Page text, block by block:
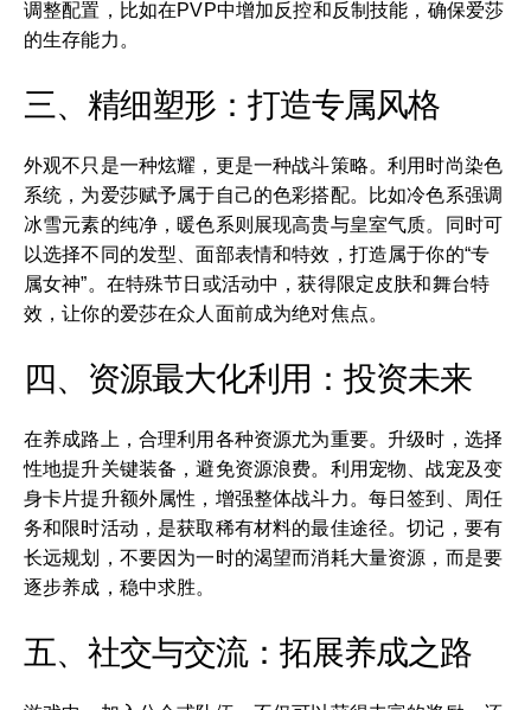
调整配置，比如在PVP中增加反控和反制技能，确保爱莎
的生存能力。
三、精细塑形：打造专属风格
外观不只是一种炫耀，更是一种战斗策略。利用时尚染色
系统，为爱莎赋予属于自己的色彩搭配。比如冷色系强调
冰雪元素的纯净，暖色系则展现高贵与皇室气质。同时可
以选择不同的发型、面部表情和特效，打造属于你的“专
属女神”。在特殊节日或活动中，获得限定皮肤和舞台特
效，让你的爱莎在众人面前成为绝对焦点。
四、资源最大化利用：投资未来
在养成路上，合理利用各种资源尤为重要。升级时，选择
性地提升关键装备，避免资源浪费。利用宠物、战宠及变
身卡片提升额外属性，增强整体战斗力。每日签到、周任
务和限时活动，是获取稀有材料的最佳途径。切记，要有
长远规划，不要因为一时的渴望而消耗大量资源，而是要
逐步养成，稳中求胜。
五、社交与交流：拓展养成之路